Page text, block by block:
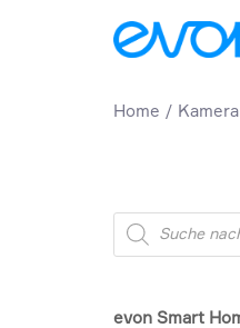
Home Kamera
Products
search
evon Smart